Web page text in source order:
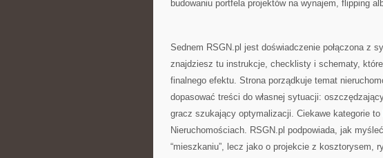
budowaniu portfela projektów na wynajem, flipping
Sednem RSGN.pl jest doświadczenie połączona z
znajdziesz tu instrukcje, checklisty i schematy,
finalnego efektu. Strona porządkuje temat
dopasować treści do własnej sytuacji:
gracz szukający optymalizacji. Ciekawe kategorie to
Nieruchomościach. RSGN.pl podpowiada, jak
“mieszkaniu”, lecz jako o projekcie z kosztorysem,